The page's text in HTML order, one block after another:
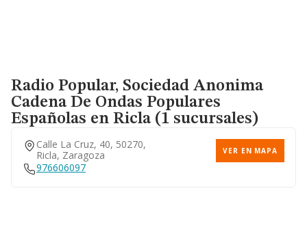
Radio Popular, Sociedad Anonima
Cadena De Ondas Populares
Españolas en Ricla (1 sucursales)
Calle La Cruz, 40, 50270,
Ricla, Zaragoza
VER EN MAPA
976606097